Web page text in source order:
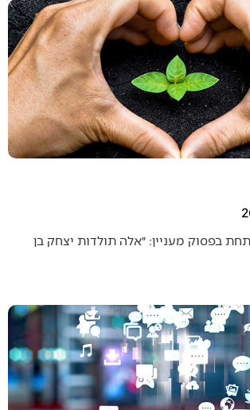
בפסוק מעניין: ״אלה תולדות יצחק בן